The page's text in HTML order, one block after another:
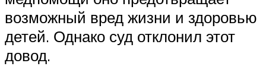
возможный вред жизни и здоровью
детей. Однако суд отклонил этот
довод.